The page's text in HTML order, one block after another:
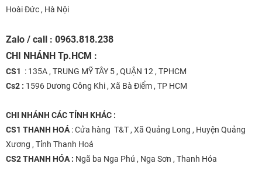
Hoài Đức , Hà Nội
Zalo / call : 0963.818.238
CHI NHÁNH Tp.HCM :
CS1 : 135A , TRUNG MỸ TÂY 5 , QUẬN 12 , TPHCM
Cs2 : 1596 Dương Công Khi , Xã Bà Điểm , TP HCM
CHI NHÁNH CÁC TỈNH KHÁC :
CS1 THANH HOÁ : Cửa hàng T&T , Xã Quảng Long , Huyện Quảng
Xương , Tỉnh Thanh Hoá
CS2 THANH HÓA : Ngã ba Nga Phú , Nga Sơn , Thanh Hóa